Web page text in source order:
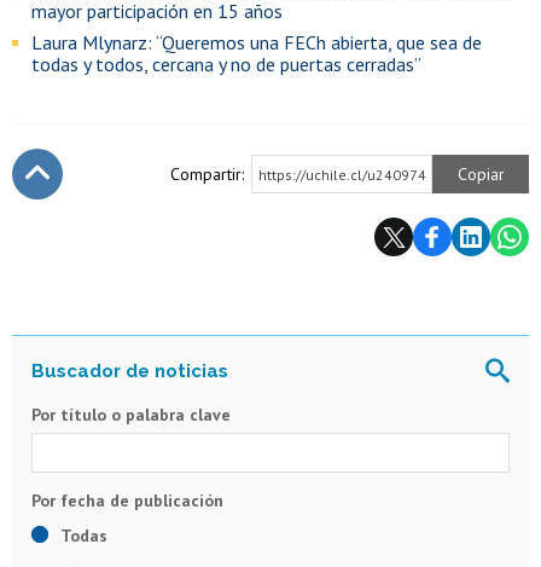
mayor participación en 15 años
Laura Mlynarz: “Queremos una FECh abierta, que sea de
todas y todos, cercana y no de puertas cerradas”
Compartir: https://uchile.cl/u240974 Copiar
Por título o palabra clave
Todas